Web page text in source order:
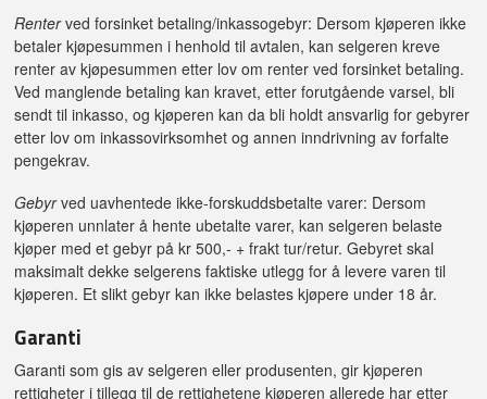
Renterved forsinket betaling/inkassogebyr: Dersom kjøperen ikke
betaler kjøpesummen i henhold til avtalen, kan selgeren kreve
renter av kjøpesummen etter lov om renter ved forsinket betaling.
Ved manglende betaling kan kravet, etter forutgående varsel, bli
sendt til inkasso, og kjøperen kan da bli holdt ansvarlig for gebyrer
etter lov om inkassovirksomhet og annen inndrivning av forfalte
pengekrav.
Gebyrved uavhentede ikke-forskuddsbetalte varer: Dersom
kjøperen unnlater å hente ubetalte varer, kan selgeren belaste
kjøper med et gebyr på kr 500,- + frakt tur/retur. Gebyret skal
maksimalt dekke selgerens faktiske utlegg for å levere varen til
kjøperen. Et slikt gebyr kan ikke belastes kjøpere under 18 år.
Garanti
Garanti som gis av selgeren eller produsenten, gir kjøperen
rettigheter i tillegg til de rettighetene kjøperen allerede har etter